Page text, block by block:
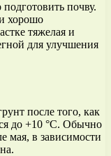
почву.
хорошо
тяжелая и
для улучшения
после того, как
до +10 °C. Обычно
мая, в зависимости